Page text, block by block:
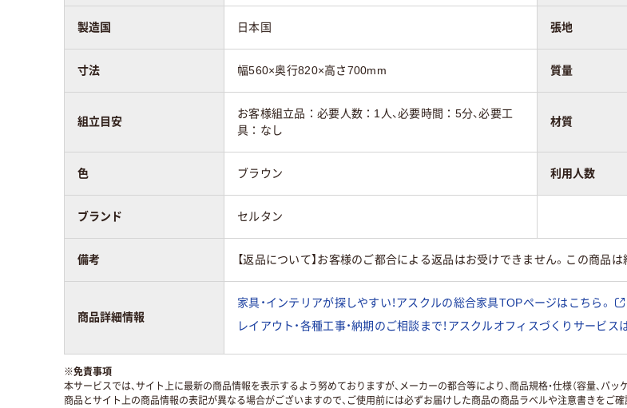
製造国 日本国 張地
寸法 幅560×奥行820×高さ700mm 質量
組立目安
お客様組立品：必要人数：1人、必要時間：5分、必要工
具：なし
材質
色 ブラウン 利用人数
ブランド セルタン
備考 【返品について】お客様のご都合による返品はお受けできません。この商品は
商品詳細情報
家具・インテリアが探しやすい！アスクルの総合家具TOPページはこちら。
レイアウト・各種工事・納期のご相談まで！アスクルオフィスづくりサービス
※免責事項
本サービスでは、サイト上に最新の商品情報を表示するよう努めておりますが、メーカーの都合等により、商品規格・仕様（容量、パ
商品とサイト上の商品情報の表記が異なる場合がございますので、ご使用前には必ずお届けした商品の商品ラベルや注意書きをご